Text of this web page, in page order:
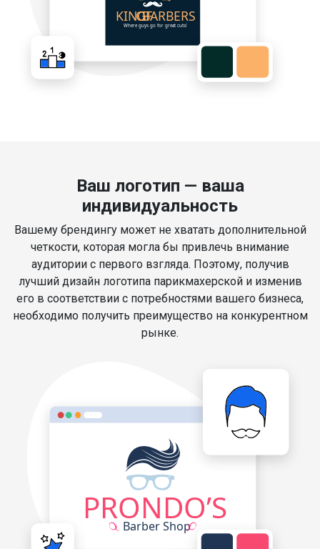
Ваш логотип — ваша
индивидуальность
Вашему брендингу может не хватать дополнительной
четкости, которая могла бы привлечь внимание
аудитории с первого взгляда. Поэтому, получив
лучший дизайн логотипа парикмахерской и изменив
его в соответствии с потребностями вашего бизнеса,
необходимо получить преимущество на конкурентном
рынке.